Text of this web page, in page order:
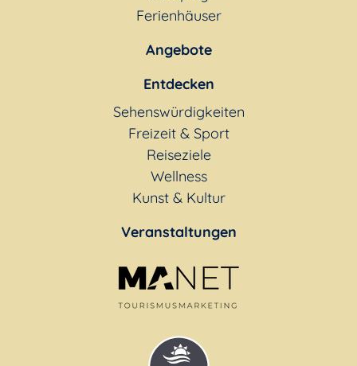
Ferienhäuser
Angebote
Entdecken
Sehenswürdigkeiten
Freizeit & Sport
Reiseziele
Wellness
Kunst & Kultur
Veranstaltungen